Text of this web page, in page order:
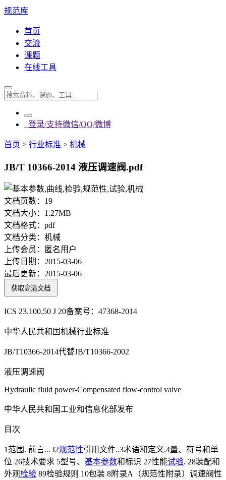
规范库
首页
交流
课题
在线工具
登录/支持微信/QQ/微博
首页 > 行业标准 > 机械
JB/T 10366-2014 液压调速阀.pdf
文档页数： 19
文档大小： 1.27MB
文档格式： pdf
文档分类： 机械
上传会员：
匿名用户
上传日期： 2015-03-06
最后更新： 2015-03-06
获取高清文档
ICS 23.100.50 J 20备案号：47368-2014
中华人民共和国机械行业标准
JB/T10366-2014代替JB/T10366-2002
液压调速阀
Hydraulic fluid power-Compensated flow-control valve
中华人民共和国工业和信息化部发布
目次
1范围. 前言... I2规范性引用文件..3术语和定义.4量、符号和单
位 26技术要求 5型号、 基本参数和标识 27性能试验. 28装配和
外观检验 89检验规则 10包装 8附录A（规范性附录）调速阀性